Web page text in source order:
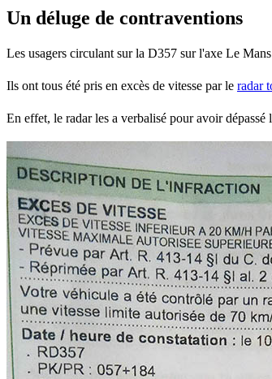
Un déluge de contraventions
Les usagers circulant sur la D357 sur l'axe Le
Ils ont tous été pris en excès de vitesse par le radar
En effet, le radar les a verbalisé pour avoir